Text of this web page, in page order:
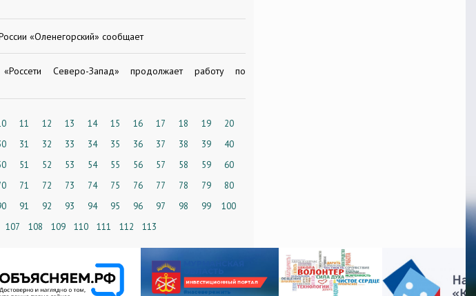
«Оленегорский» сообщает
Северо-Запад» продолжает работу по
11 12 13 14 15 16 17 18 19
20
31 32 33 34 35 36 37 38 39
40
51 52 53 54 55 56 57 58 59
60
71 72 73 74 75 76 77 78 79
80
91 92 93 94 95 96 97 98 99
100
107 108 109 110 111 112 113